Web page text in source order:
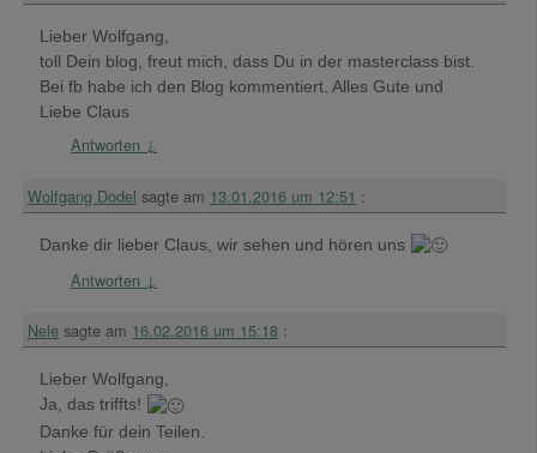
Lieber Wolfgang,
toll Dein blog, freut mich, dass Du in der masterclass bist.
Bei fb habe ich den Blog kommentiert. Alles Gute und
Liebe Claus
Antworten ↓
Wolfgang Dodel sagte am 13.01.2016 um 12:51 :
Danke dir lieber Claus, wir sehen und hören uns
Antworten ↓
Nele sagte am 16.02.2016 um 15:18 :
Lieber Wolfgang,
Ja, das triffts!
Danke für dein Teilen.